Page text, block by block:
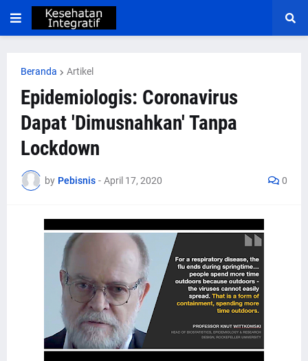
Beranda Artikel
Epidemiologis: Coronavirus
Dapat 'Dimusnahkan' Tanpa
Lockdown
by Pebisnis - April 17, 2020 0